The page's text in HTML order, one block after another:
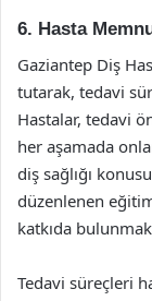
6. Hasta
Gaziantep Diş
tutarak, tedavi
Hastalar, tedavi
her aşamada
diş sağlığı
düzenlenen
katkıda
Tedavi süreçleri